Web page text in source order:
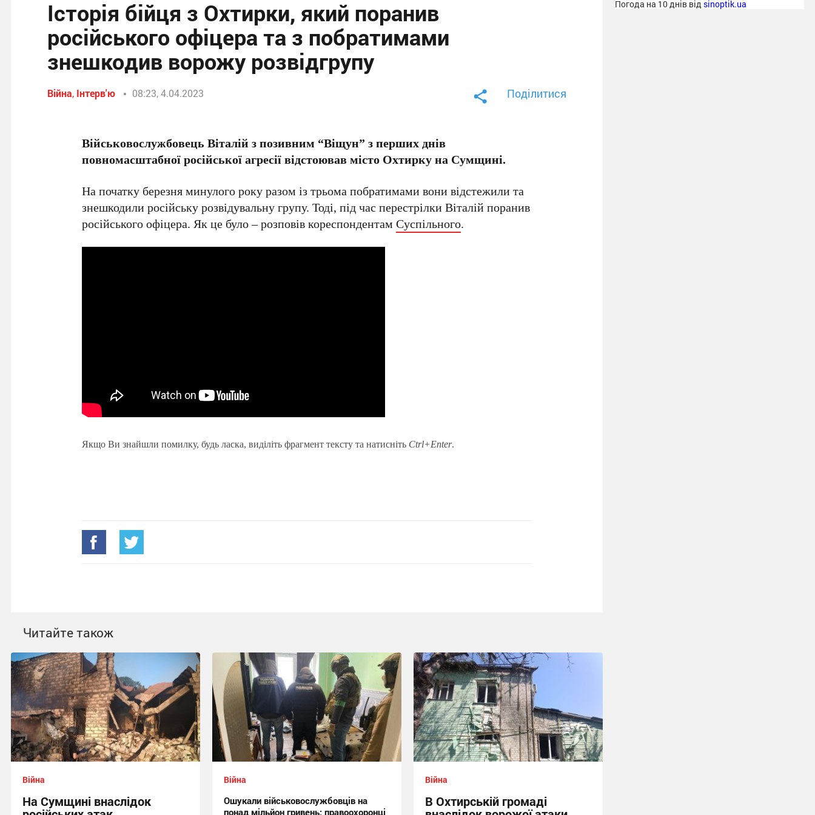
Історія бійця з Охтирки, який поранив
російського офіцера та з побратимами
знешкодив ворожу розвідгрупу
Війна, Інтерв'ю 08:23, 4.04.2023 Поділитися
Військовослужбовець Віталій з позивним “Віщун” з перших днів
повномасштабної російської агресії відстоював місто Охтирку на Сумщині.
На початку березня минулого року разом із трьома побратимами вони відстежили та
знешкодили російську розвідувальну групу. Тоді, під час перестрілки Віталій поранив
російського офіцера. Як це було – розповів кореспондентамСуспільного.
Якщо Ви знайшли помилку, будь ласка, виділіть фрагмент тексту та натисніть Ctrl+Enter.
Читайте також
Війна
На Сумщині внаслідок
Війна
Ошукали військовослужбовців на
понад мільйон гривень: правоохоронці
Війна
В Охтирській громаді
Погода на 10 днів від sinoptik.ua